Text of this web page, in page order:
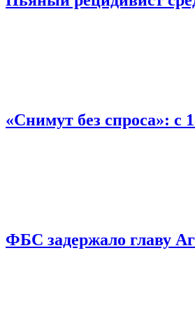
«Снимут без спроса»: с
ФБС задержало главу